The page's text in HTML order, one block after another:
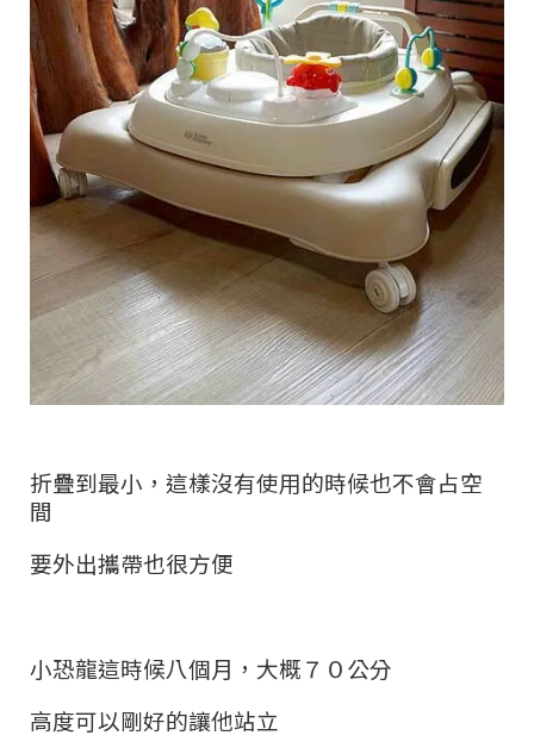
折疊到最小，這樣沒有使用的時候也不會占空
間
要外出攜帶也很方便
小恐龍這時候八個月，大概７０公分
高度可以剛好的讓他站立